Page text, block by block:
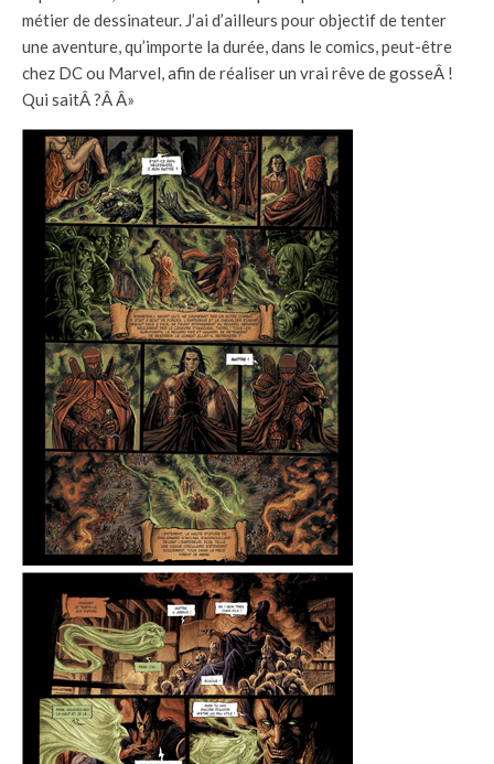
métier de dessinateur. J’ai d’ailleurs pour objectif de tenter
une aventure, qu’importe la durée, dans le comics, peut-être
chez DC ou Marvel, afin de réaliser un vrai rêve de gosseÂ !
Qui saitÂ ?Â Â»